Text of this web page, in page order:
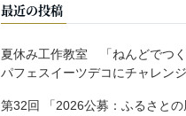
最近の投稿
夏休み工作教室 「ねんどでつ
パフェスイーツデコにチャレンジ
第32回 「2026公募：ふるさと